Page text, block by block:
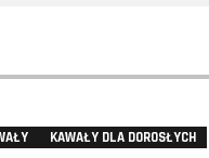
KAWAŁY DLA DOROSŁYCH